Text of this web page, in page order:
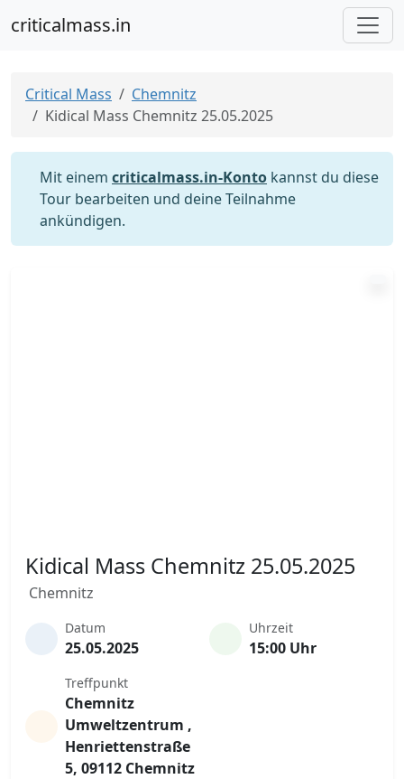
criticalmass.in
Critical Mass
Chemnitz
Kidical Mass Chemnitz 25.05.2025
Mit einem criticalmass.in-Konto kannst du diese
Tour bearbeiten und deine Teilnahme
ankündigen.
Kidical Mass Chemnitz 25.05.2025
Chemnitz
Datum
25.05.2025
Uhrzeit
15:00 Uhr
Treffpunkt
Chemnitz
Umweltzentrum ,
Henriettenstraße
5, 09112 Chemnitz